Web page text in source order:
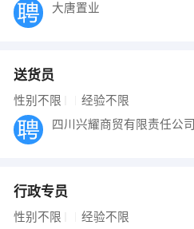
大唐置业
送货员
性别不限 经验不限
四川兴耀商贸有限责任公司
行政专员
性别不限 经验不限